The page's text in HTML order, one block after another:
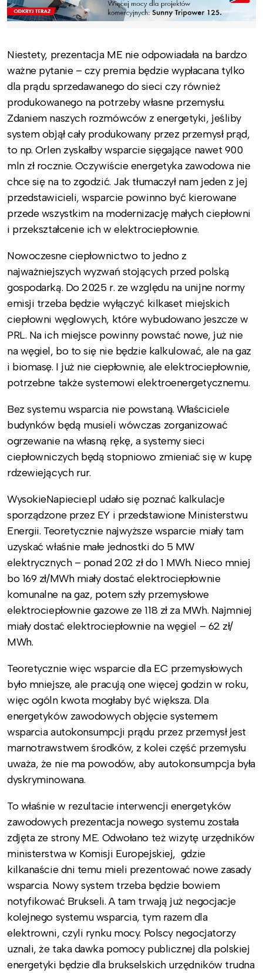
Niestety, prezentacja ME nie odpowiadała na bardzo
ważne pytanie – czy premia będzie wypłacana tylko
dla prądu sprzedawanego do sieci czy również
produkowanego na potrzeby własne przemysłu.
Zdaniem naszych rozmówców z energetyki, jeśliby
system objął cały produkowany przez przemysł prąd,
to np. Orlen zyskałby wsparcie sięgające nawet 900
mln zł rocznie. Oczywiście energetyka zawodowa nie
chce się na to zgodzić. Jak tłumaczył nam jeden z jej
przedstawicieli, wsparcie powinno być kierowane
przede wszystkim na modernizację małych ciepłowni
i przekształcenie ich w elektrociepłownie.
Nowoczesne ciepłownictwo to jedno z
najważniejszych wyzwań stojących przed polską
gospodarką. Do 2025 r. ze względu na unijne normy
emisji trzeba będzie wyłączyć kilkaset miejskich
ciepłowni węglowych, które wybudowano jeszcze w
PRL. Na ich miejsce powinny powstać nowe, już nie
na węgiel, bo to się nie będzie kalkulować, ale na gaz
i biomasę. I już nie ciepłownie, ale elektrociepłownie,
potrzebne także systemowi elektroenergetycznemu.
Bez systemu wsparcia nie powstaną. Właściciele
budynków będą musieli wówczas zorganizować
ogrzewanie na własną rękę, a systemy sieci
ciepłowniczych będą stopniowo zmieniać się w kupę
rdzewiejących rur.
WysokieNapiecie.pl udało się poznać kalkulacje
sporządzone przez EY i przedstawione Ministerstwu
Energii. Teoretycznie najwyższe wsparcie miały tam
uzyskać właśnie małe jednostki do 5 MW
elektrycznych – ponad 202 zł do 1 MWh. Nieco mniej
bo 169 zł/MWh miały dostać elektrociepłownie
komunalne na gaz, potem szły przemysłowe
elektrociepłownie gazowe ze 118 zł za MWh. Najmniej
miały dostać elektrociepłownie na węgiel – 62 zł/
MWh.
Teoretycznie więc wsparcie dla EC przemysłowych
było mniejsze, ale pracują one więcej godzin w roku,
więc ogóln kwota mogłaby być większa. Dla
energetyków zawodowych objęcie systemem
wsparcia autokonsumpcji prądu przez przemysł jest
marnotrawstwem środków, z kolei część przemysłu
uważa, że nie ma powodów, aby autokonsumpcja była
dyskryminowana.
To właśnie w rezultacie interwencji energetyków
zawodowych prezentacja nowego systemu została
zdjęta ze strony ME. Odwołano też wizytę urzędników
ministerstwa w Komisji Europejskiej, gdzie
kilkanaście dni temu mieli prezentować nowe zasady
wsparcia. Nowy system trzeba będzie bowiem
notyfikować Brukseli. A tam trwają już negocjacje
kolejnego systemu wsparcia, tym razem dla
elektrowni, czyli rynku mocy. Polscy negocjatorzy
uznali, że taka dawka pomocy publicznej dla polskiej
energetyki będzie dla brukselskich urzędników trudna